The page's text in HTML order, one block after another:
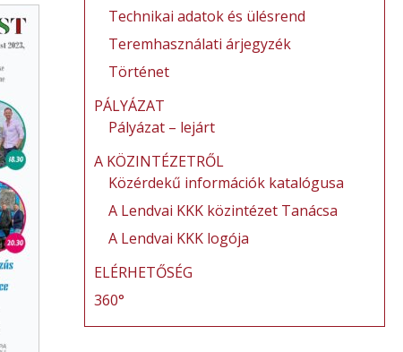
Technikai adatok és ülésrend
Teremhasználati árjegyzék
Történet
PÁLYÁZAT
Pályázat – lejárt
A KÖZINTÉZETRŐL
Közérdekű információk katalógusa
A Lendvai KKK közintézet Tanácsa
A Lendvai KKK logója
ELÉRHETŐSÉG
360°